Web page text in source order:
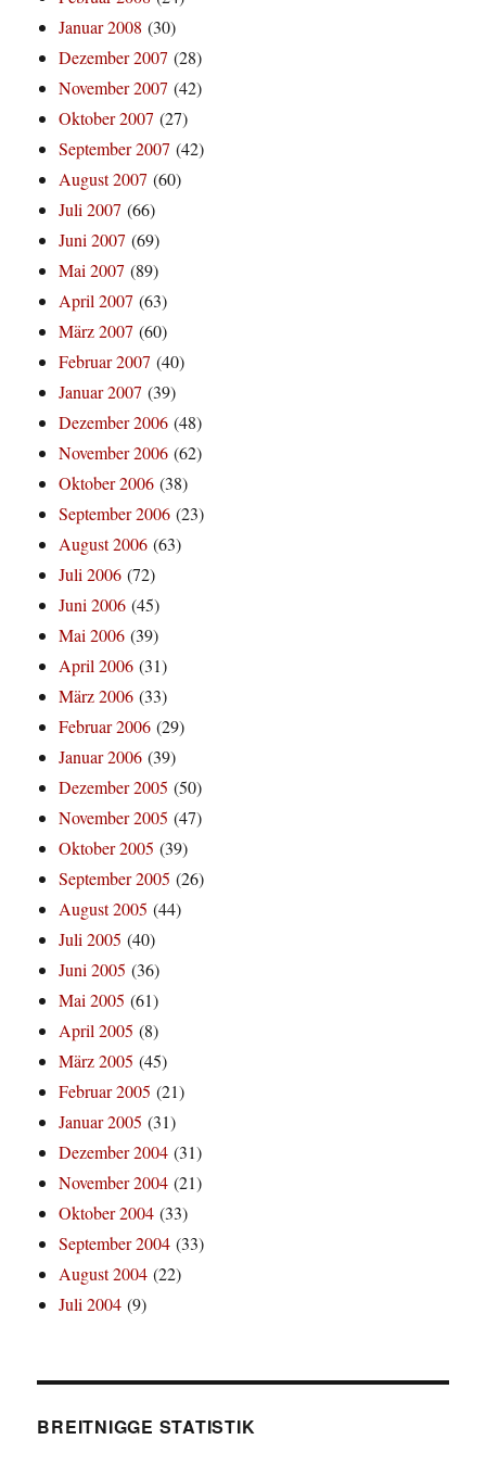
Januar 2008 (30)
Dezember 2007 (28)
November 2007 (42)
Oktober 2007 (27)
September 2007 (42)
August 2007 (60)
Juli 2007 (66)
Juni 2007 (69)
Mai 2007 (89)
April 2007 (63)
März 2007 (60)
Februar 2007 (40)
Januar 2007 (39)
Dezember 2006 (48)
November 2006 (62)
Oktober 2006 (38)
September 2006 (23)
August 2006 (63)
Juli 2006 (72)
Juni 2006 (45)
Mai 2006 (39)
April 2006 (31)
März 2006 (33)
Februar 2006 (29)
Januar 2006 (39)
Dezember 2005 (50)
November 2005 (47)
Oktober 2005 (39)
September 2005 (26)
August 2005 (44)
Juli 2005 (40)
Juni 2005 (36)
Mai 2005 (61)
April 2005 (8)
März 2005 (45)
Februar 2005 (21)
Januar 2005 (31)
Dezember 2004 (31)
November 2004 (21)
Oktober 2004 (33)
September 2004 (33)
August 2004 (22)
Juli 2004 (9)
BREITNIGGE STATISTIK